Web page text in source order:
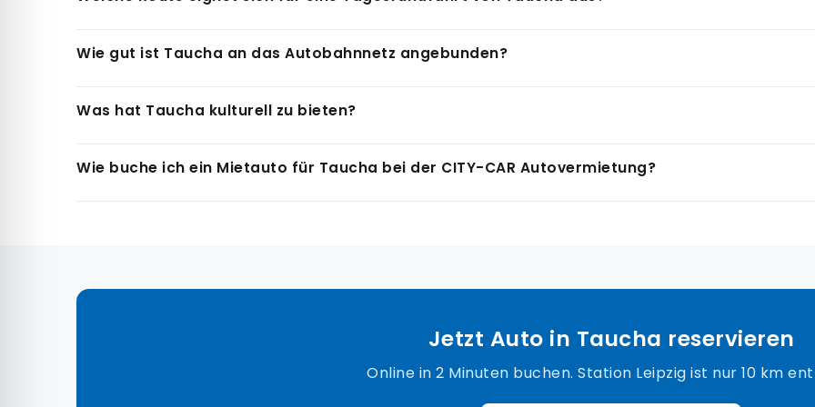
Einrichtungen. Wenn du mit einem Mietwagen von der CITY-CAR Autovermietung anreist, kannst du das
Strecke beträgt rund 65 km und lässt sich in einem Tag gut mit Pausen und Besichtigungen verbinden.
Wie gut ist Taucha an das Autobahnnetz angebunden?
Minuten und die Innenstadt in 20 Minuten. In nördlicher Richtung führt die A14 nach Halle und Magdeburg.
Was hat Taucha kulturell zu bieten?
Das Gymnasium Taucha ist eine der ältesten Schulen der Region und hat eine lange Geschichte im
Wie buche ich ein Mietauto für Taucha bei der CITY-CAR Autovermietung?
Jetzt Auto in Taucha reservieren
Online in 2 Minuten buchen. Station Leipzig ist nur 10 km